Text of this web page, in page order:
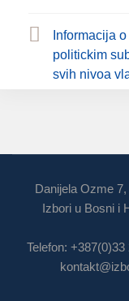
Informacija
politickim
svih nivoa
Danijela Ozme
Izbori u Bosni i
Telefon: